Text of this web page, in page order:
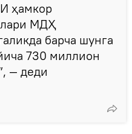
ҳамкор
МДҲ
барча шунга
730 миллион
— деди